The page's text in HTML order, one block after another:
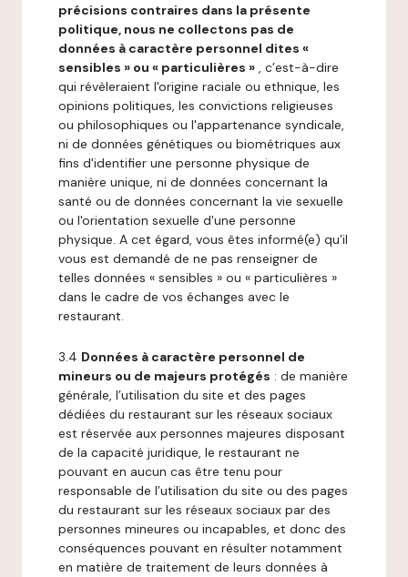
précisions contraires dans la présente
politique, nous ne collectons pas de
données à caractère personnel dites «
sensibles » ou « particulières » , c’est-à-dire
qui révèleraient l'origine raciale ou ethnique, les
opinions politiques, les convictions religieuses
ou philosophiques ou l'appartenance syndicale,
ni de données génétiques ou biométriques aux
fins d'identifier une personne physique de
manière unique, ni de données concernant la
santé ou de données concernant la vie sexuelle
ou l'orientation sexuelle d'une personne
physique. A cet égard, vous êtes informé(e) qu’il
vous est demandé de ne pas renseigner de
telles données « sensibles » ou « particulières »
dans le cadre de vos échanges avec le
restaurant.
3.4 Données à caractère personnel de
mineurs ou de majeurs protégés : de manière
générale, l’utilisation du site et des pages
dédiées du restaurant sur les réseaux sociaux
est réservée aux personnes majeures disposant
de la capacité juridique, le restaurant ne
pouvant en aucun cas être tenu pour
responsable de l’utilisation du site ou des pages
du restaurant sur les réseaux sociaux par des
personnes mineures ou incapables, et donc des
conséquences pouvant en résulter notamment
en matière de traitement de leurs données à